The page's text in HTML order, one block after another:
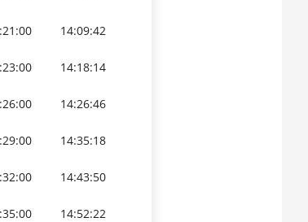
14:09:42
14:18:14
14:26:46
14:35:18
14:43:50
14:52:22